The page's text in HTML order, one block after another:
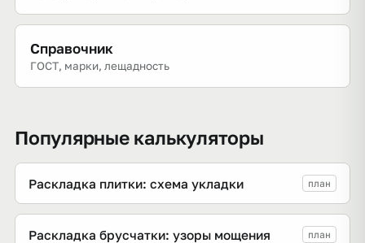
Справочник
ГОСТ, марки, лещадность
Популярные калькуляторы
Раскладка плитки: схема укладки план
Раскладка брусчатки: узоры мощения план